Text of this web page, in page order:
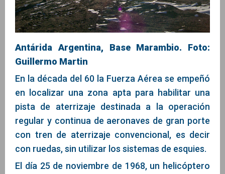
Antárida Argentina, Base Marambio. Foto:
Guillermo Martin
En la década del 60 la Fuerza Aérea se empeñó
en localizar una zona apta para habilitar una
pista de aterrizaje destinada a la operación
regular y continua de aeronaves de gran porte
con tren de aterrizaje convencional, es decir
con ruedas, sin utilizar los sistemas de esquies.
El día 25 de noviembre de 1968, un helicóptero